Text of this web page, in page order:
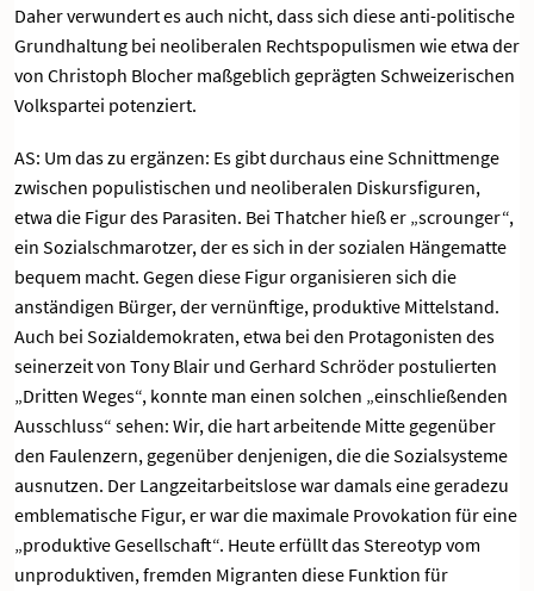
Daher verwundert es auch nicht, dass sich diese anti-politische
Grundhaltung bei neoliberalen Rechtspopulismen wie etwa der
von Christoph Blocher maßgeblich geprägten Schweizerischen
Volkspartei potenziert.
AS: Um das zu ergänzen: Es gibt durchaus eine Schnittmenge
zwischen populistischen und neoliberalen Diskursfiguren,
etwa die Figur des Parasiten. Bei Thatcher hieß er „scrounger“,
ein Sozialschmarotzer, der es sich in der sozialen Hängematte
bequem macht. Gegen diese Figur organisieren sich die
anständigen Bürger, der vernünftige, produktive Mittelstand.
Auch bei Sozialdemokraten, etwa bei den Protagonisten des
seinerzeit von Tony Blair und Gerhard Schröder postulierten
„Dritten Weges“, konnte man einen solchen „einschließenden
Ausschluss“ sehen: Wir, die hart arbeitende Mitte gegenüber
den Faulenzern, gegenüber denjenigen, die die Sozialsysteme
ausnutzen. Der Langzeitarbeitslose war damals eine geradezu
emblematische Figur, er war die maximale Provokation für eine
„produktive Gesellschaft“. Heute erfüllt das Stereotyp vom
unproduktiven, fremden Migranten diese Funktion für